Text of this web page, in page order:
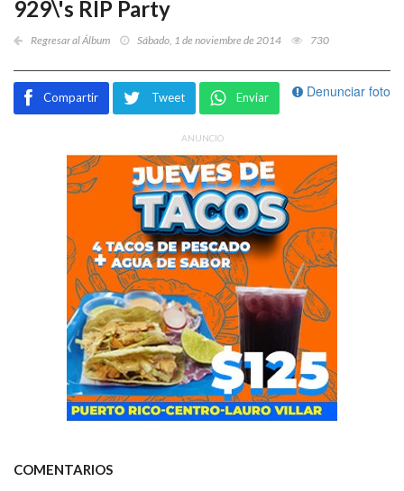
929\'s RIP Party
Regresar al Álbum Sábado, 1 de noviembre de 2014 730
Denunciar foto
Compartir Tweet Enviar
ANUNCIO
COMENTARIOS